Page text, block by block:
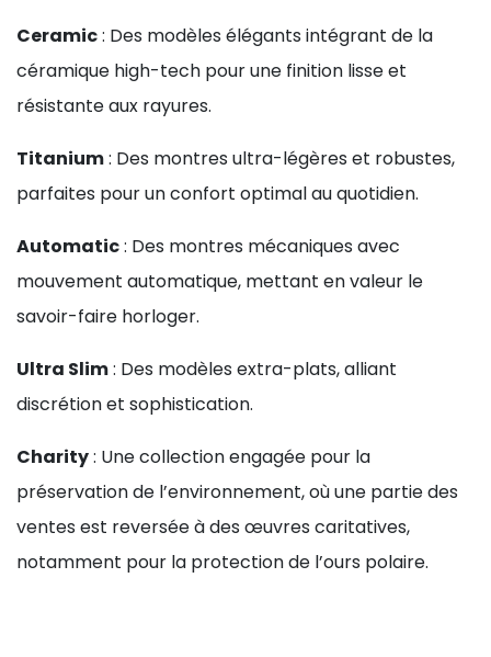
Ceramic: Des modèles élégants intégrant de la
céramique high-tech pour une finition lisse et
résistante aux rayures.
Titanium: Des montres ultra-légères et robustes,
parfaites pour un confort optimal au quotidien.
Automatic: Des montres mécaniques avec
mouvement automatique, mettant en valeur le
savoir-faire horloger.
Ultra Slim: Des modèles extra-plats, alliant
discrétion et sophistication.
Charity: Une collection engagée pour la
préservation de l’environnement, où une partie des
ventes est reversée à des œuvres caritatives,
notamment pour la protection de l’ours polaire.